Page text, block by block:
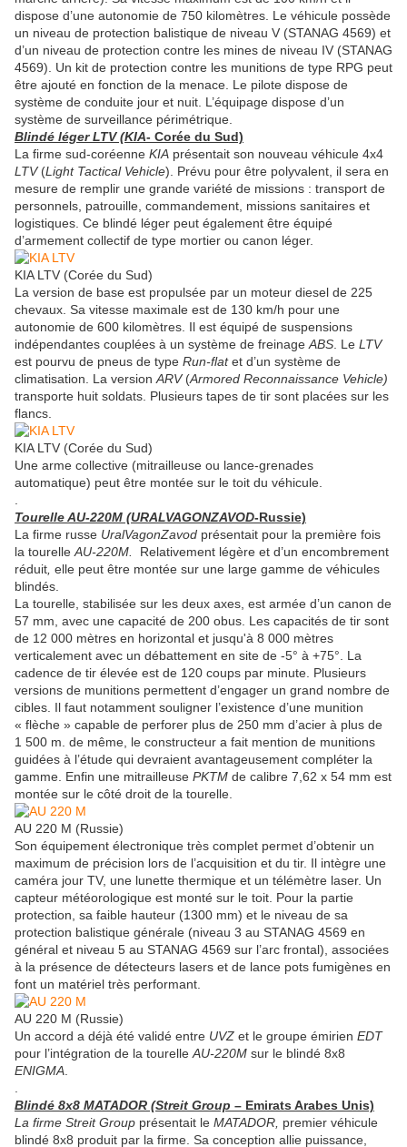
dispose d’une autonomie de 750 kilomètres. Le véhicule possède
un niveau de protection balistique de niveau V (STANAG 4569) et
d’un niveau de protection contre les mines de niveau IV (STANAG
4569). Un kit de protection contre les munitions de type RPG peut
être ajouté en fonction de la menace. Le pilote dispose de
système de conduite jour et nuit. L’équipage dispose d’un
système de surveillance périmétrique.
Blindé léger LTV (KIA- Corée du Sud)
La firme sud-coréenne KIA présentait son nouveau véhicule 4x4
LTV(Light Tactical Vehicle). Prévu pour être polyvalent, il sera en
mesure de remplir une grande variété de missions : transport de
personnels, patrouille, commandement, missions sanitaires et
logistiques. Ce blindé léger peut également être équipé
d’armement collectif de type mortier ou canon léger.
KIA LTV (Corée du Sud)
La version de base est propulsée par un moteur diesel de 225
chevaux. Sa vitesse maximale est de 130 km/h pour une
autonomie de 600 kilomètres. Il est équipé de suspensions
indépendantes couplées à un système de freinage ABS . Le LTV
est pourvu de pneus de type Run-flatet d’un système de
climatisation. La version ARV(Armored Reconnaissance Vehicle)
transporte huit soldats. Plusieurs tapes de tir sont placées sur les
flancs.
KIA LTV (Corée du Sud)
Une arme collective (mitrailleuse ou lance-grenades
automatique) peut être montée sur le toit du véhicule.
Tourelle AU-220M (URALVAGONZAVOD-Russie)
La firme russe UralVagonZavod présentait pour la première fois
la tourelle AU-220M. Relativement légère et d’un encombrement
réduit elle peut être montée sur une large gamme de véhicules
blindés.
La tourelle, stabilisée sur les deux axes, est armée d’un canon de
57 mm, avec une capacité de 200 obus. Les capacités de tir sont
de 12 000 mètres en horizontal et jusqu'à 8 000 mètres
verticalement avec un débattement en site de -5° à +75°. La
cadence de tir élevée est de 120 coups par minute. Plusieurs
versions de munitions permettent d’engager un grand nombre de
cibles. Il faut notamment souligner l’existence d’une munition
« flèche » capable de perforer plus de 250 mm d’acier à plus de
1 500 m. de même, le constructeur a fait mention de munitions
guidées à l’étude qui devraient avantageusement compléter la
gamme. Enfin une mitrailleuse PKTM de calibre 7,62 x 54 mm est
montée sur le côté droit de la tourelle.
AU 220 M (Russie)
Son équipement électronique très complet permet d’obtenir un
maximum de précision lors de l’acquisition et du tir. Il intègre une
caméra jour TV, une lunette thermique et un télémètre laser. Un
capteur météorologique est monté sur le toit. Pour la partie
protection, sa faible hauteur (1300 mm) et le niveau de sa
protection balistique générale (niveau 3 au STANAG 4569 en
général et niveau 5 au STANAG 4569 sur l’arc frontal), associées
à la présence de détecteurs lasers et de lance pots fumigènes en
font un matériel très performant.
AU 220 M (Russie)
Un accord a déjà été validé entre UVZ et le groupe émirien EDT
pour l’intégration de la tourelle AU-220M sur le blindé 8x8
ENIGMA
Blindé 8x8 MATADOR (Streit Group – Emirats Arabes Unis)
La firme Streit Group présentait le MATADOR, premier véhicule
blindé 8x8 produit par la firme. Sa conception allie puissance,